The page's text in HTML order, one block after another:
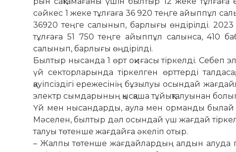
сәйкес 1 жеке тұлғаға 36 920 теңге айыппұл
36920 теңге салынып, барлығы өндірілді.
тұлғаға 51 750 теңге айыппұл салынса, 410
салынып, барлығы өңдірілді.
Былтыр нысанда 1 өрт оқи­­ғасы тіркелді. Себеп
үй секторларында тіркел­ген өрттерді
қауіпсіздігі ережесінің бұзылуы осындай
электр сым­дарының қысқаша тұйықталуынан
Үй мен нысандарды, аула мен ор­манды былай
Мәселен, былтыр дәл осындай үш жағдай
талуы төтенше жағдайға әкеліп отыр.
– Жалпы төтенше жағдайлардың алдын алуда